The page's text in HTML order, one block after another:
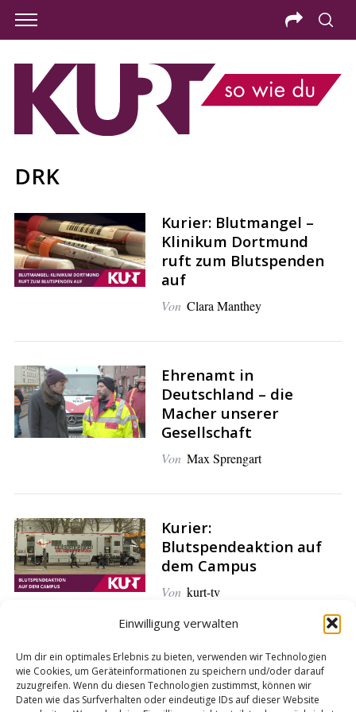
Einwilligung verwalten
Um dir ein optimales Erlebnis zu bieten, verwenden wir Technologien
wie Cookies, um Geräteinformationen zu speichern und/oder darauf
zuzugreifen. Wenn du diesen Technologien zustimmst, können wir
Daten wie das Surfverhalten oder eindeutige IDs auf dieser Website
DRK
Kurier: Blutmangel –
Klinikum Dortmund
ruft zum Blutspenden
auf
Von Clara Manthey
Ehrenamt in
Deutschland – die
Macher unserer
Gesellschaft
Von Max Sprengart
Kurier:
Blutspendeaktion auf
dem Campus
Von kurt-tv
NRW braucht Blut(-
spender)
S
e
a
r
f
r
: